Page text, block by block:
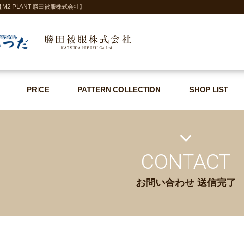
PLANT 勝田被服株式会社】
PRICE PATTERN COLLECTION SHOP LIST
CONTACT
お問い合わせ 送信完了